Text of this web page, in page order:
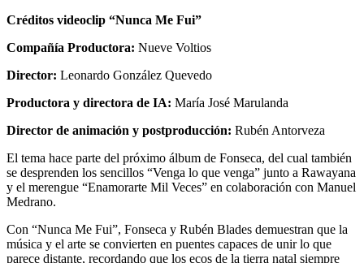
Créditos videoclip “Nunca Me Fui”
Compañía Productora: Nueve Voltios
Director: Leonardo González Quevedo
Productora y directora de IA: María José Marulanda
Director de animación y postproducción: Rubén Antorveza
El tema hace parte del próximo álbum de Fonseca, del cual también
se desprenden los sencillos “Venga lo que venga” junto a Rawayana
y el merengue “Enamorarte Mil Veces” en colaboración con Manuel
Medrano.
Con “Nunca Me Fui”, Fonseca y Rubén Blades demuestran que la
música y el arte se convierten en puentes capaces de unir lo que
parece distante, recordando que los ecos de la tierra natal siempre